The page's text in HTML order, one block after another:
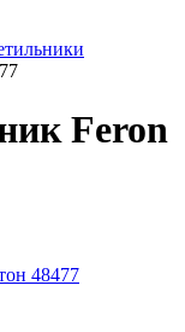
Feron